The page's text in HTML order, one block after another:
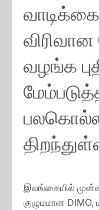
வழங்க
இலங்கையில்
குழுமமான